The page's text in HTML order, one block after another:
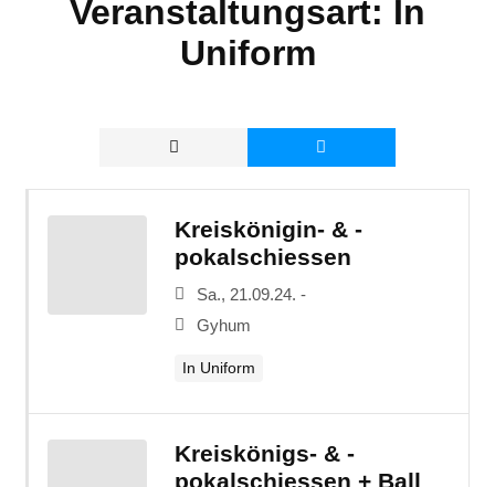
Veranstaltungsart: In
Uniform
Kreiskönigin- & -
pokalschiessen
Sa., 21.09.24. -
Gyhum
In Uniform
Kreiskönigs- & -
pokalschiessen + Ball